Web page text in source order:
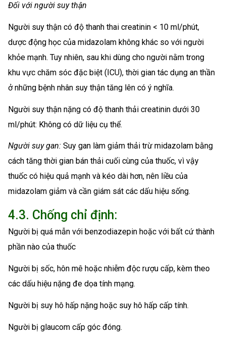
Đối với người suy thận
Người suy thận có độ thanh thai creatinin < 10 ml/phút,
dược động học của midazolam không khác so với người
khỏe mạnh. Tuy nhiên, sau khi dùng cho người nằm trong
khu vực chăm sóc đặc biệt (ICU), thời gian tác dụng an thần
ở những bệnh nhân suy thận tăng lên có ý nghĩa.
Người suy thận nặng có độ thanh thải creatinin dưới 30
ml/phút: Không có dữ liệu cụ thể.
Người suy gan: Suy gan làm giảm thải trừ midazolam bằng
cách tăng thời gian bán thải cuối cùng của thuốc, vì vậy
thuốc có hiệu quả mạnh và kéo dài hơn, nên liều của
midazolam giảm và cần giám sát các dấu hiệu sống.
4.3. Chống chỉ định:
Người bị quá mẫn với benzodiazepin hoặc với bất cứ thành
phần nào của thuốc
Người bị sốc, hôn mê hoặc nhiễm độc rượu cấp, kèm theo
các dấu hiệu nặng đe dọa tính mạng.
Người bị suy hô hấp nặng hoặc suy hô hấp cấp tính.
Người bị glaucom cấp góc đóng.